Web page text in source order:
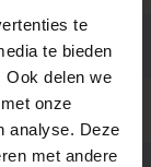
te
te bieden
Ook delen we
onze
analyse. Deze
met andere